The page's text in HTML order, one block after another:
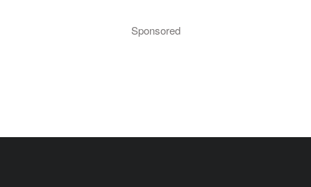
Sponsored